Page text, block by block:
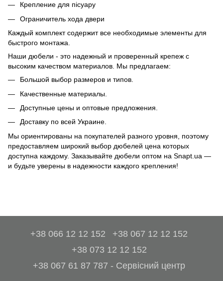
Крепление для пісуару
Ограничитель хода двери
Каждый комплект содержит все необходимые элементы для
быстрого монтажа.
Наши дюбели - это надежный и проверенный крепеж с
высоким качеством материалов. Мы предлагаем:
Большой выбор размеров и типов.
Качественные материалы.
Доступные цены и оптовые предложения.
Доставку по всей Украине.
Мы ориентированы на покупателей разного уровня, поэтому
предоставляем широкий выбор дюбелей цена которых
доступна каждому. Заказывайте дюбели оптом на Snapt.ua —
и будьте уверены в надежности каждого крепления!
+38 066 12 12 152
+38 067 12 12 152
+38 073 12 12 152
+38 067 61 87 787 - Сервісний центр